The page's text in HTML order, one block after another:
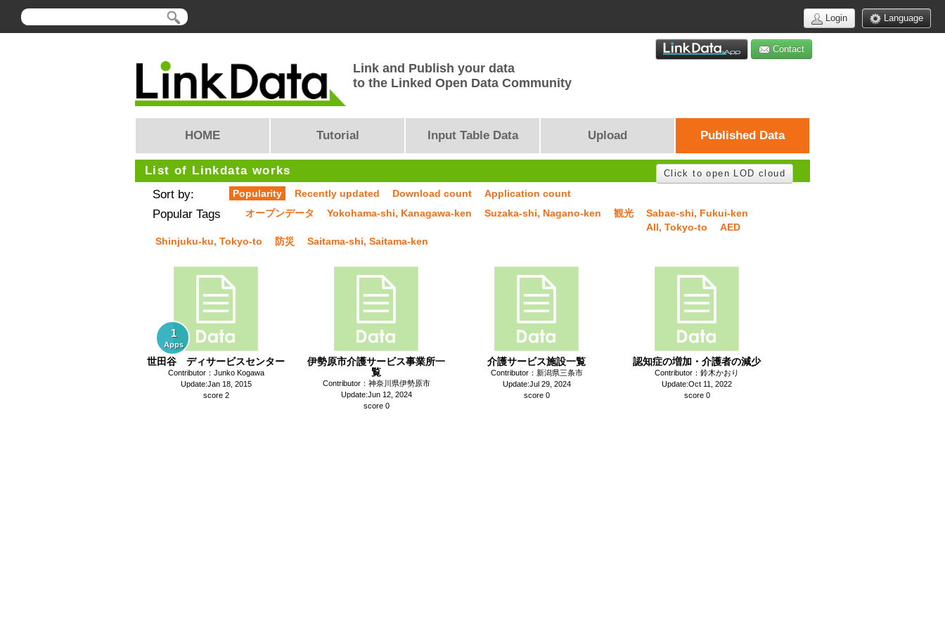
Language
Login
Contact
Link and Publish your data
to the Linked Open Data Community
HOME Tutorial Input Table Data Upload Published Data
List of Linkdata works Click to open LOD cloud
Sort by: Popularity Recently updated Download count Application count
Popular Tags オープンデータ Yokohama-shi, Kanagawa-ken Suzaka-shi, Nagano-ken 観光
Sabae-shi, Fukui-ken
All, Tokyo-to
AED
Shinjuku-ku, Tokyo-to
防災 Saitama-shi, Saitama-ken
1
Apps
世田谷 ディサービスセンター
Contributor：Junko Kogawa
Update:Jan 18, 2015
score 2
伊勢原市介護サービス事業所一
覧
Contributor：神奈川県伊勢原市
Update:Jun 12, 2024
score 0
介護サービス施設一覧
Contributor：新潟県三条市
Update:Jul 29, 2024
score 0
認知症の増加・介護者の減少
Contributor：鈴木かおり
Update:Oct 11, 2022
score 0